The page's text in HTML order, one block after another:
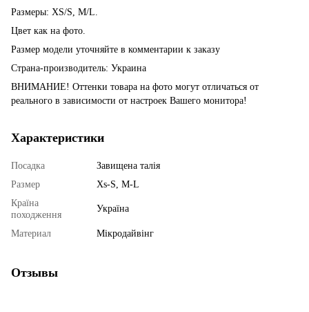
Размеры: XS/S, M/L.
Цвет как на фото.
Размер модели уточняйте в комментарии к заказу
Страна-производитель: Украина
ВНИМАНИЕ! Оттенки товара на фото могут отличаться от
реального в зависимости от настроек Вашего монитора!
Характеристики
Посадка
Завищена талія
Размер
Xs-S, M-L
Країна
походження
Україна
Материал Мікродайвінг
Отзывы